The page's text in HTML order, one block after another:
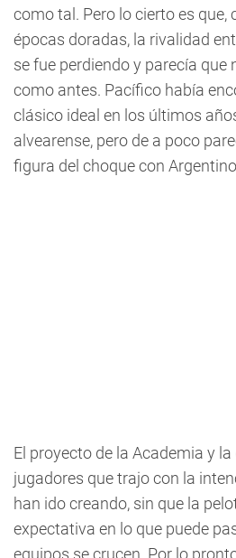
como tal. Pero lo cierto es que,
épocas doradas, la rivalidad
se fue perdiendo y parecía que
como antes. Pacífico había
clásico ideal en los últimos
alvearense, pero de a poco
figura del choque con
El proyecto de la Academia y
jugadores que trajo con la
han ido creando, sin que la
expectativa en lo que puede